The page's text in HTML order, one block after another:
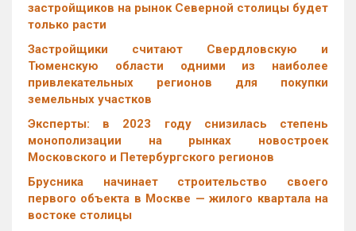
застройщиков на рынок Северной столицы будет
только расти
Застройщики считают Свердловскую и
Тюменскую области одними из наиболее
привлекательных регионов для покупки
земельных участков
Эксперты: в 2023 году снизилась степень
монополизации на рынках новостроек
Московского и Петербургского регионов
Брусника начинает строительство своего
первого объекта в Москве — жилого квартала на
востоке столицы